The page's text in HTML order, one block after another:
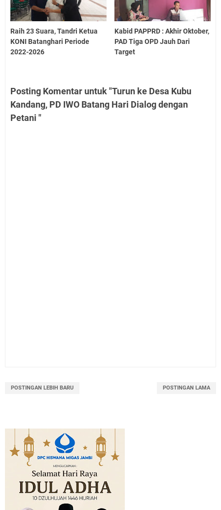
Raih 23 Suara, Tandri Ketua
KONI Batanghari Periode
2022-2026
Kabid PAPPRD : Akhir Oktober,
PAD Tiga OPD Jauh Dari
Target
Posting Komentar untuk "Turun ke Desa Kubu
Kandang, PD IWO Batang Hari Dialog dengan
Petani "
POSTINGAN LEBIH BARU POSTINGAN LAMA